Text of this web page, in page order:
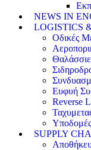
NEWS IN
Οδικές
Ευφυή
Reverse
Υποδομές
SUPPLY